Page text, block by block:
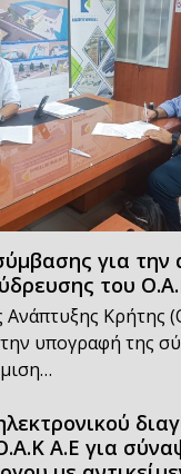
για την
του
Κρήτης
υπογραφή της
Α.Ε για